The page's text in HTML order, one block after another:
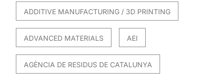
ADDITIVE MANUFACTURING / 3D PRINTING
ADVANCED MATERIALS AEI
AGÈNCIA DE RESIDUS DE CATALUNYA